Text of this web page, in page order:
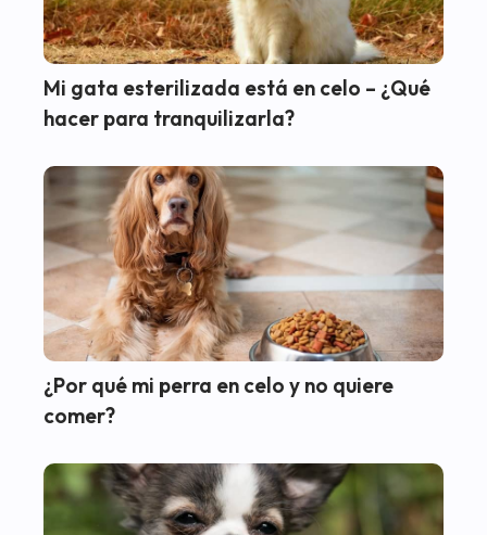
Mi gata esterilizada está en celo – ¿Qué
hacer para tranquilizarla?
¿Por qué mi perra en celo y no quiere
comer?